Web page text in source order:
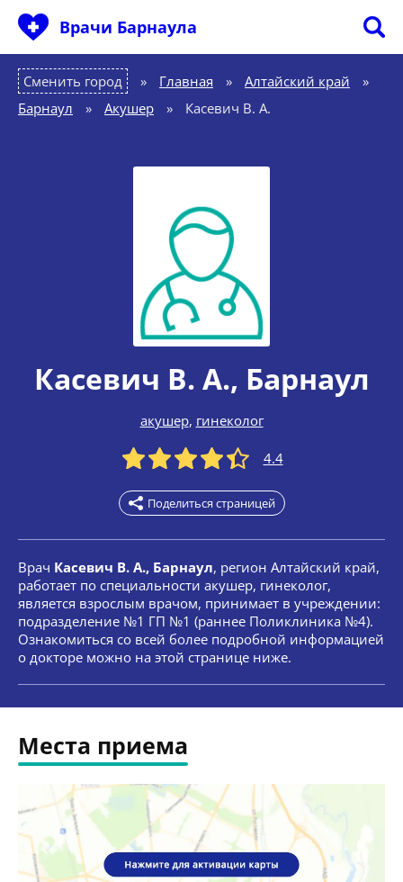
Врачи Барнаула
Сменить город Главная » Алтайский край
»
Барнаул
» Акушер » Касевич В. А.
Касевич В. А., Барнаул
акушер, гинеколог
4.4
Поделиться страницей
Врач Касевич В. А., Барнаул, регион Алтайский край,
работает по специальности акушер, гинеколог,
является взрослым врачом, принимает в учреждении:
подразделение №1 ГП №1 (раннее Поликлиника №4).
Ознакомиться со всей более подробной информацией
о докторе можно на этой странице ниже.
Места приема